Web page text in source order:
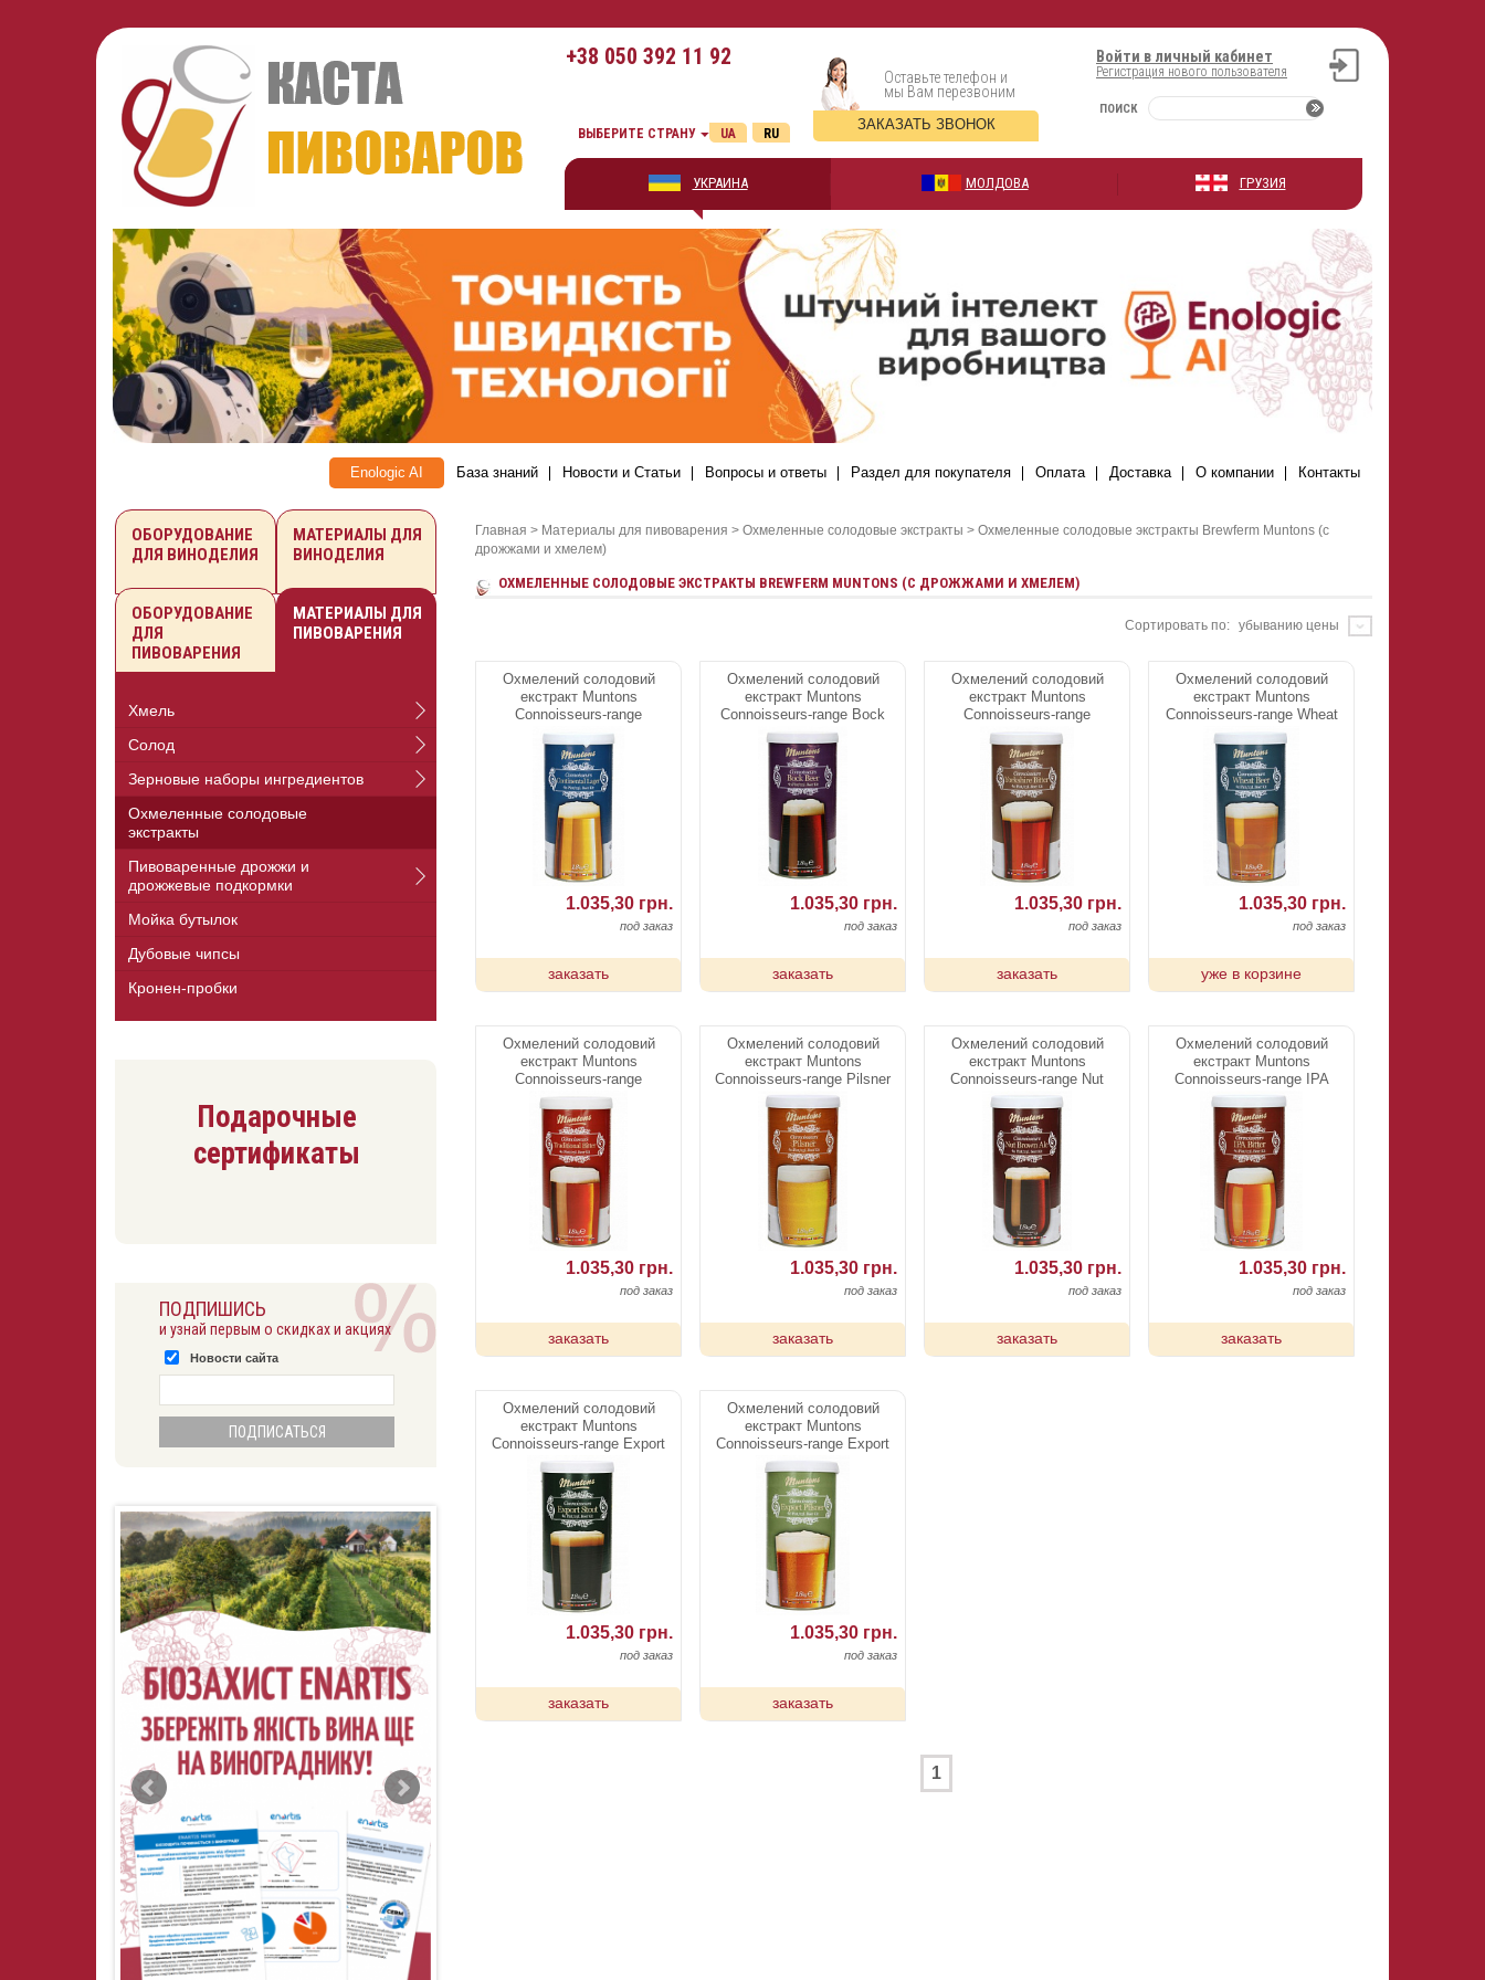
+38 050 392 11 92 Войти в личный кабинет
Регистрация нового пользователя
ПОИСК
Оставьте телефон и
мы Вам перезвоним
ЗАКАЗАТЬ ЗВОНОК
ВЫБЕРИТЕ СТРАНУ RU
UA
УКРАИНА МОЛДОВА ГРУЗИЯ
Enologic AI База знаний Новости и Статьи Вопросы и ответы Раздел для покупателя Оплата Доставка О компании Контакты
Главная > Материалы для пивоварения > Охмеленные солодовые экстракты > Охмеленные солодовые экстракты Brewferm Muntons (с
дрожжами и хмелем)
ОХМЕЛЕННЫЕ СОЛОДОВЫЕ ЭКСТРАКТЫ BREWFERM MUNTONS (С ДРОЖЖАМИ И ХМЕЛЕМ)
Сортировать по: убыванию цены
Охмелений солодовий
екстракт Muntons
Connoisseurs-range
Continental Lager 1,8 kg
1.035,30 грн.
под заказ
заказать
Охмелений солодовий
екстракт Muntons
Connoisseurs-range Bock
Beer 1,8 kg
1.035,30 грн.
под заказ
заказать
Охмелений солодовий
екстракт Muntons
Connoisseurs-range
Yorkshire Bitter 1,8 kg
1.035,30 грн.
под заказ
заказать
Охмелений солодовий
екстракт Muntons
Connoisseurs-range Wheat
1,8 kg
1.035,30 грн.
под заказ
уже в корзине
Охмелений солодовий
екстракт Muntons
Connoisseurs-range
Traditional Bitter 1,8 kg
1.035,30 грн.
под заказ
заказать
Охмелений солодовий
екстракт Muntons
Connoisseurs-range Pilsner
1,8 kg
1.035,30 грн.
под заказ
заказать
Охмелений солодовий
екстракт Muntons
Connoisseurs-range Nut
Brown Ale 1,8 kg
1.035,30 грн.
под заказ
заказать
Охмелений солодовий
екстракт Muntons
Connoisseurs-range IPA
Bitter 1,8 kg
1.035,30 грн.
под заказ
заказать
Охмелений солодовий
екстракт Muntons
Connoisseurs-range Export
Stout 1,8 kg
1.035,30 грн.
под заказ
заказать
Охмелений солодовий
екстракт Muntons
Connoisseurs-range Export
Pilsner 1,8 kg
1.035,30 грн.
под заказ
заказать
1
ОБОРУДОВАНИЕ
ДЛЯ ВИНОДЕЛИЯ
МАТЕРИАЛЫ ДЛЯ
ВИНОДЕЛИЯ
ОБОРУДОВАНИЕ
ДЛЯ
ПИВОВАРЕНИЯ
МАТЕРИАЛЫ ДЛЯ
ПИВОВАРЕНИЯ
Хмель
Солод
Зерновые наборы ингредиентов
Охмеленные солодовые
экстракты
Пивоваренные дрожжи и
дрожжевые подкормки
Мойка бутылок
Дубовые чипсы
Кронен-пробки
Подарочные
сертификаты
ПОДПИШИСЬ
и узнай первым о скидках и акциях
Новости сайта